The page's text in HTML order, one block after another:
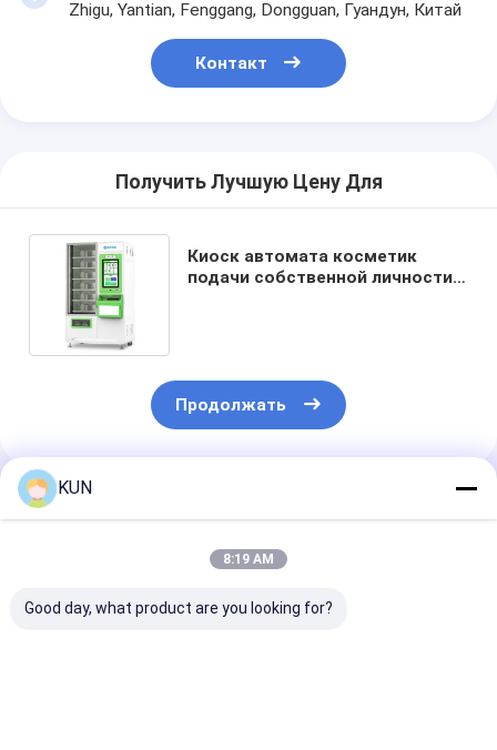
Zhigu, Yantian, Fenggang, Dongguan, Гуандун, Китай
Контакт
Получить Лучшую Цену Для
Киоск автомата косметик
подачи собственной личности
Продолжать
Порекомендованные Продукты
KUN
8:19 AM
Good day, what product are you looking for?